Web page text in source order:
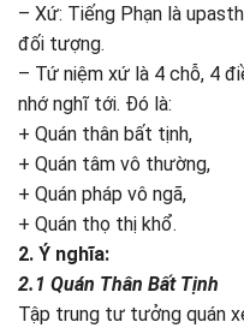
– Xứ: Tiếng Phạn là
đối tượng.
– Tứ niệm xứ là 4 chỗ, 4
nhớ nghĩ tới. Đó là:
+ Quán thân bất tịnh,
+ Quán tâm vô thường,
+ Quán pháp vô ngã,
+ Quán thọ thị khổ.
2. Ý nghĩa:
2.1 Quán Thân Bất Tịnh
Tập trung tư tưởng quán